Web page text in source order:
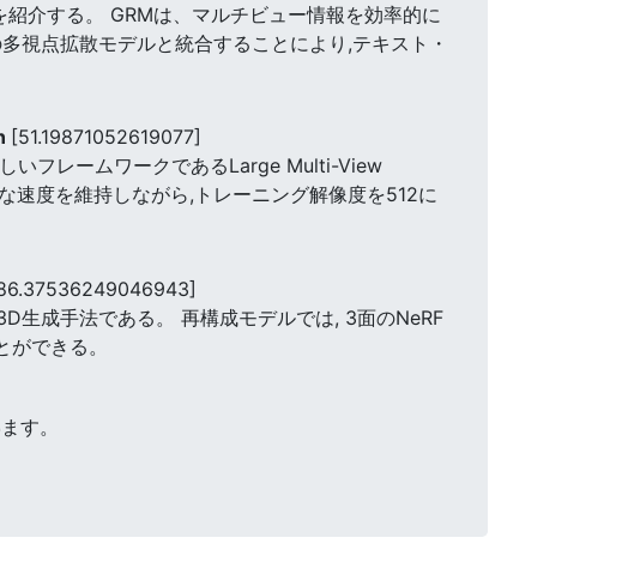
介する。 GRMは、マルチビュー情報を効率的に
視点拡散モデルと統合することにより,テキスト・
[51.19871052619077]
いフレームワークであるLarge Multi-View
度を維持しながら,トレーニング解像度を512に
生成手法である。 再構成モデルでは, 3面のNeRF
できる。
す。